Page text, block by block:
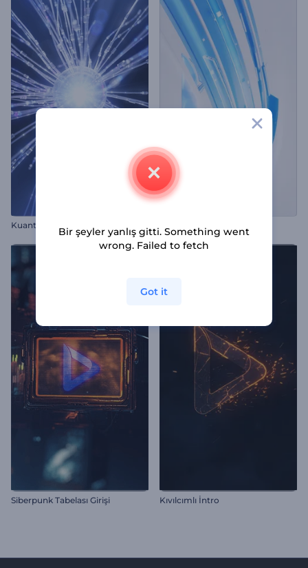
Kuantum Küresi Giriş Şeritli Logo Gösterimi
Siberpunk Tabelası Girişi Kıvılcımlı İntro
Bir şeyler yanlış gitti. Something went
wrong. Failed to fetch
Got it